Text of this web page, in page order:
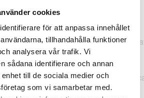
cookies
för att anpassa innehållet
tillhandahålla funktioner
analysera vår trafik. Vi
sådana identifierare och annan
till de sociala medier och
som vi samarbetar med.
is not a
_next/static/chunks/pages/
at Array.map
_next/static/chunks/pages/
at lk